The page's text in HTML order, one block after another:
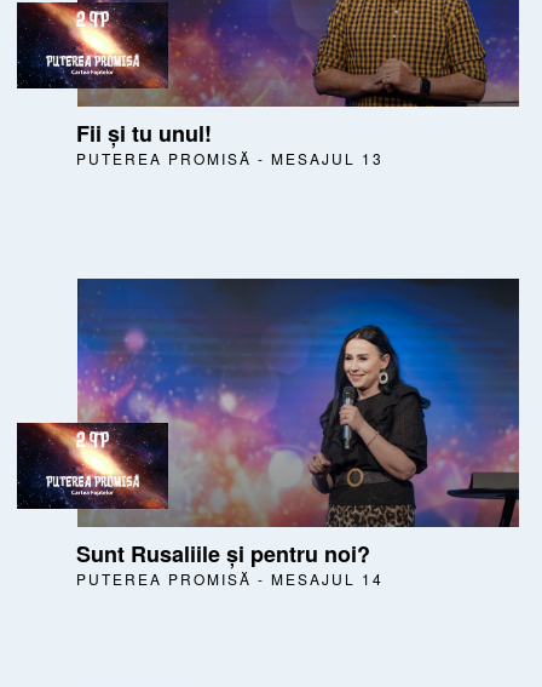
Fii și tu unul!
PUTEREA PROMISĂ - MESAJUL 13
Sunt Rusaliile și pentru noi?
PUTEREA PROMISĂ - MESAJUL 14